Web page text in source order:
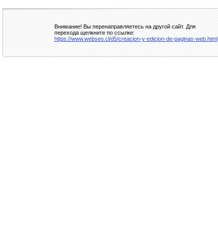
Внимание! Вы перенаправляетесь на другой сайт. Для
перехода щелкните по ссылке:
https://www.webseo.cl/d5/creacion-y-edicion-de-paginas-web.html